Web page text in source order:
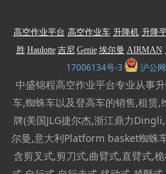
高空作业平台 高空作业车 升降机 升降
胜 Haulotte 吉尼 Genie 埃尔曼 AIRMAN
17006134号-3
沪公
中盛锦程高空作业平台专业从事
车,蜘蛛车以及登高车的销售,租赁
牌(美国JLG捷尔杰,浙江鼎力
尔曼,意大利Platform basket蜘蛛
含剪叉式,剪刀式,曲臂式,直臂式,